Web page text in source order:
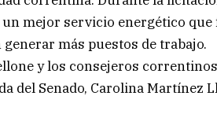
mejor servicio energético
más puestos de trabajo.
y los consejeros
del Senado, Carolina Martínez